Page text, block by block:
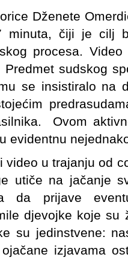
Dženete
minuta, čiji je cilj
procesa.
Predmet sudskog
se insistiralo na
Ovom
evidentnu
video u trajanju od
utiče na jačanje
da prijave
djevojke koje
su jedinstvene:
izjavama